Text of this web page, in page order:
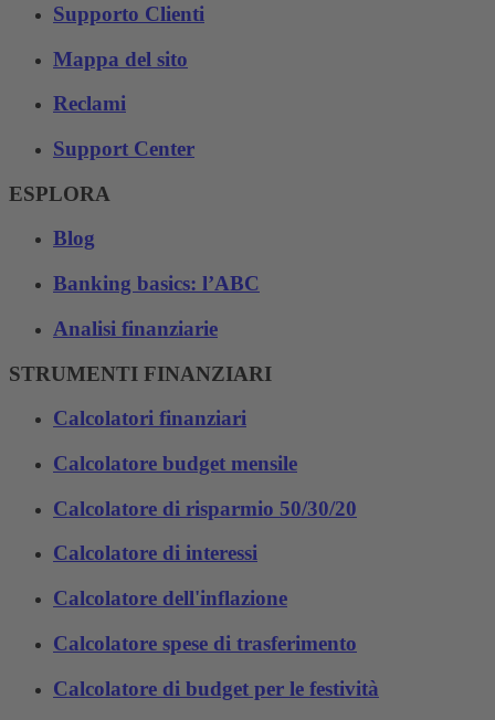
Supporto Clienti
Mappa del sito
Reclami
Support Center
ESPLORA
Blog
Banking basics: l’ABC
Analisi finanziarie
STRUMENTI FINANZIARI
Calcolatori finanziari
Calcolatore budget mensile
Calcolatore di risparmio 50/30/20
Calcolatore di interessi
Calcolatore dell'inflazione
Calcolatore spese di trasferimento
Calcolatore di budget per le festività